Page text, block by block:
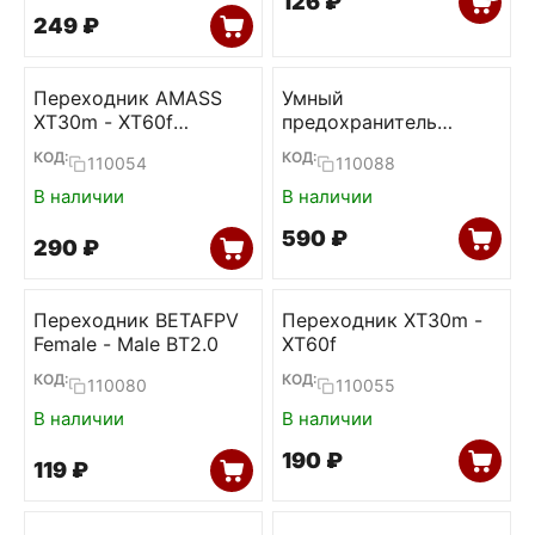
‍249‍ ₽
Переходник AMASS
XT30m - XT60f
(100mm)
КОД: 110054
В наличии
‍290‍ ₽
Умный
предохранитель
JHMEMCU 1-6S (XT30 /
XT60)
КОД: 110088
В наличии
‍590‍ ₽
Переходник BETAFPV
Female - Male BT2.0
КОД: 110080
В наличии
‍119‍ ₽
Переходник XT30m -
XT60f
КОД: 110055
В наличии
‍190‍ ₽